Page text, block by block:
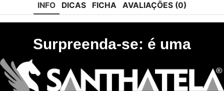
INFO DICAS FICHA AVALIAÇÕES (0)
Surpreenda-se: é uma